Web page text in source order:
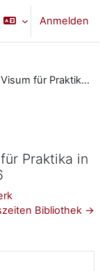
Anmelden
Vortrag und Webinar - J1 Visum für Praktika in den USA – 10.02. und 03.03.2016
Praktika in
Bibliothek →